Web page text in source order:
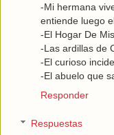
-Mi hermana
entiende luego
-El Hogar De
-Las ardillas de
-El curioso
-El abuelo que
Responder
Respuestas